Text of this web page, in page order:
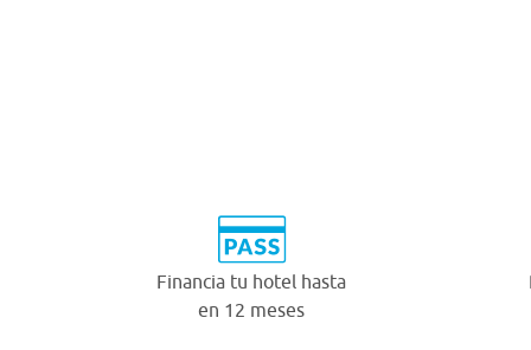
Financia tu hotel hasta
en 12 meses